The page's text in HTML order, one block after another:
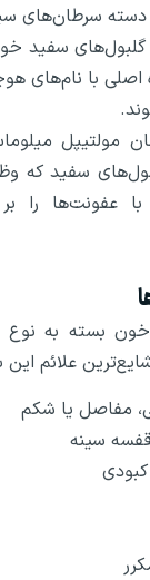
سرطان‌های
سفید خون
اصلی با نام‌های
مولتیپل
سفید که
با عفونت‌ها را بر
بسته به نوع
علائم این
مفاصل یا شکم
سینه